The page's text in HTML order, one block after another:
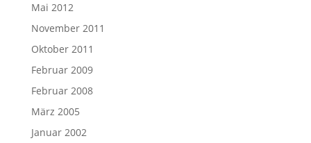
Mai 2012
November 2011
Oktober 2011
Februar 2009
Februar 2008
März 2005
Januar 2002